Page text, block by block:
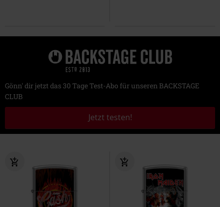
Gönn' dir jetzt das 30 Tage Test-Abo für unseren BACKSTAGE
CLUB
Jetzt testen!